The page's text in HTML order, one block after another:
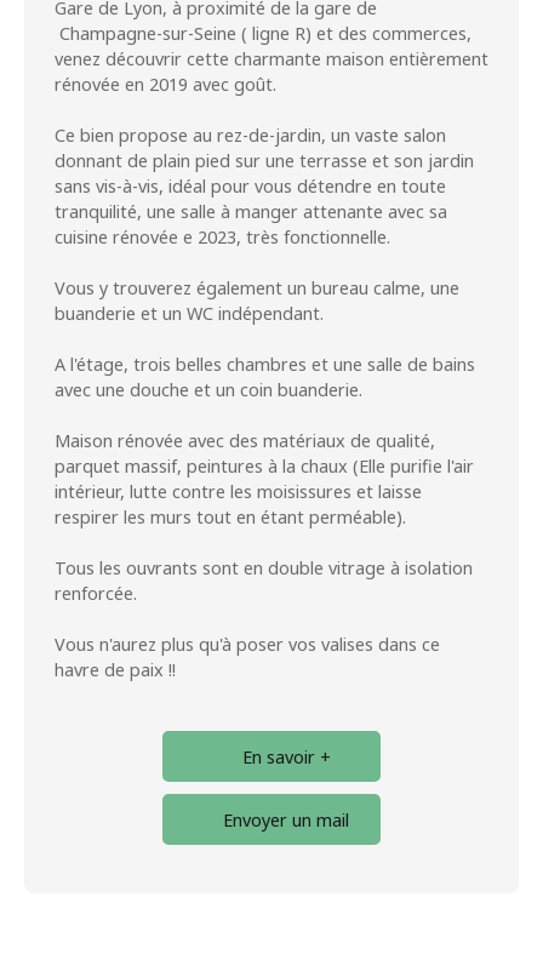
Gare de Lyon, à proximité de la gare de
Champagne-sur-Seine ( ligne R) et des commerces,
venez découvrir cette charmante maison entièrement
rénovée en 2019 avec goût.
Ce bien propose au rez-de-jardin, un vaste salon
donnant de plain pied sur une terrasse et son jardin
sans vis-à-vis, idéal pour vous détendre en toute
tranquilité, une salle à manger attenante avec sa
cuisine rénovée e 2023, très fonctionnelle.
Vous y trouverez également un bureau calme, une
buanderie et un WC indépendant.
A l'étage, trois belles chambres et une salle de bains
avec une douche et un coin buanderie.
Maison rénovée avec des matériaux de qualité,
parquet massif, peintures à la chaux (Elle purifie l'air
intérieur, lutte contre les moisissures et laisse
respirer les murs tout en étant perméable).
Tous les ouvrants sont en double vitrage à isolation
renforcée.
Vous n'aurez plus qu'à poser vos valises dans ce
havre de paix !!
En savoir +
Envoyer un mail